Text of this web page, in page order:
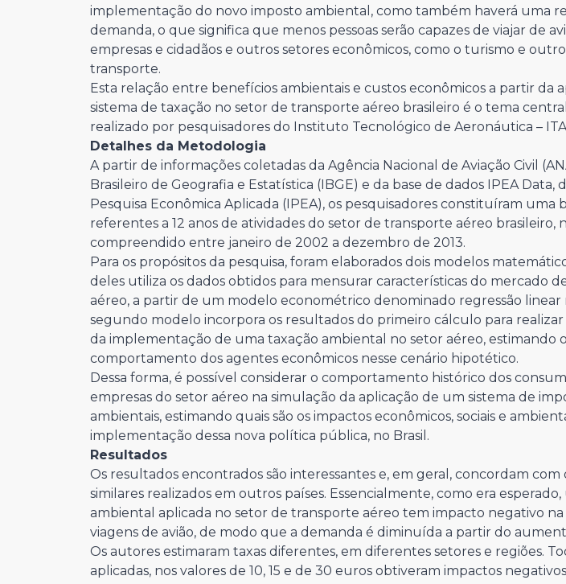
implementação do novo imposto ambiental, como também haverá uma
demanda, o que significa que menos pessoas serão capazes de viajar de
empresas e cidadãos e outros setores econômicos, como o turismo e
transporte.
Esta relação entre benefícios ambientais e custos econômicos a partir da
sistema de taxação no setor de transporte aéreo brasileiro é o tema
realizado por pesquisadores do Instituto Tecnológico de Aeronáutica –
Detalhes da Metodologia
A partir de informações coletadas da Agência Nacional de Aviação Civil
Brasileiro de Geografia e Estatística (IBGE) e da base de dados IPEA Data,
Pesquisa Econômica Aplicada (IPEA), os pesquisadores constituíram uma
referentes a 12 anos de atividades do setor de transporte aéreo brasileiro,
compreendido entre janeiro de 2002 a dezembro de 2013.
Para os propósitos da pesquisa, foram elaborados dois modelos
deles utiliza os dados obtidos para mensurar características do mercado
aéreo, a partir de um modelo econométrico denominado regressão linear
segundo modelo incorpora os resultados do primeiro cálculo para
da implementação de uma taxação ambiental no setor aéreo, estimando o
comportamento dos agentes econômicos nesse cenário hipotético.
Dessa forma, é possível considerar o comportamento histórico dos
empresas do setor aéreo na simulação da aplicação de um sistema de
ambientais, estimando quais são os impactos econômicos, sociais e
implementação dessa nova política pública, no Brasil.
Resultados
Os resultados encontrados são interessantes e, em geral, concordam
similares realizados em outros países. Essencialmente, como era
ambiental aplicada no setor de transporte aéreo tem impacto negativo
viagens de avião, de modo que a demanda é diminuída a partir do
Os autores estimaram taxas diferentes, em diferentes setores e regiões.
aplicadas, nos valores de 10, 15 e de 30 euros obtiveram impactos